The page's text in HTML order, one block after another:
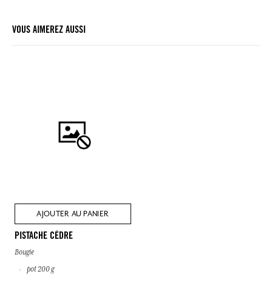
VOUS AIMEREZ AUSSI
AJOUTER AU PANIER
PISTACHE CÈDRE
Bougie
pot 200 g